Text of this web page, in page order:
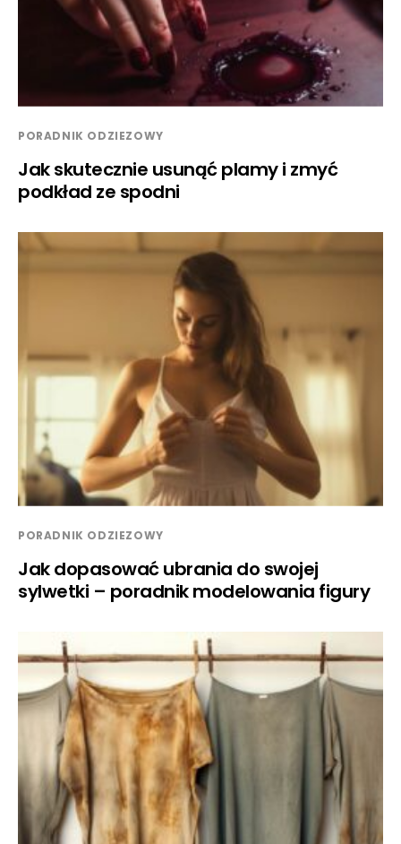
PORADNIK ODZIEZOWY
Jak skutecznie usunąć plamy i zmyć
podkład ze spodni
PORADNIK ODZIEZOWY
Jak dopasować ubrania do swojej
sylwetki – poradnik modelowania figury